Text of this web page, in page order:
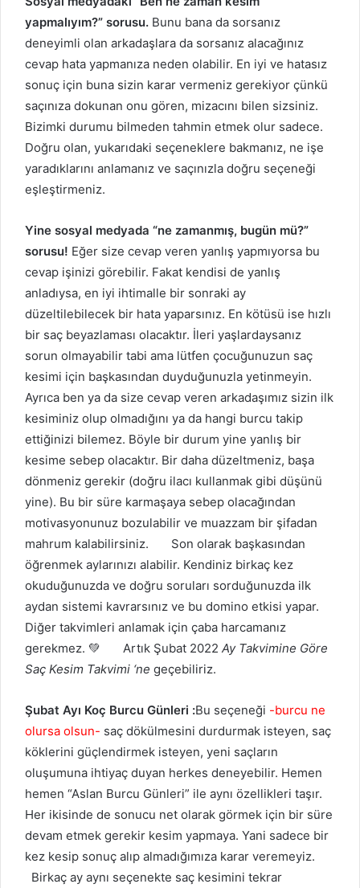
yapmalıyım?” sorusu. Bunu bana da sorsanız
deneyimli olan arkadaşlara da sorsanız alacağınız
cevap hata yapmanıza neden olabilir. En iyi ve hatasız
sonuç için buna sizin karar vermeniz gerekiyor çünkü
saçınıza dokunan onu gören, mizacını bilen sizsiniz.
Bizimki durumu bilmeden tahmin etmek olur sadece.
Doğru olan, yukarıdaki seçeneklere bakmanız, ne işe
yaradıklarını anlamanız ve saçınızla doğru seçeneği
eşleştirmeniz.
Yine sosyal medyada “ne zamanmış, bugün mü?”
sorusu! Eğer size cevap veren yanlış yapmıyorsa bu
cevap işinizi görebilir. Fakat kendisi de yanlış
anladıysa, en iyi ihtimalle bir sonraki ay
düzeltilebilecek bir hata yaparsınız. En kötüsü ise hızlı
bir saç beyazlaması olacaktır. İleri yaşlardaysanız
sorun olmayabilir tabi ama lütfen çocuğunuzun saç
kesimi için başkasından duyduğunuzla yetinmeyin.
Ayrıca ben ya da size cevap veren arkadaşımız sizin ilk
kesiminiz olup olmadığını ya da hangi burcu takip
ettiğinizi bilemez. Böyle bir durum yine yanlış bir
kesime sebep olacaktır. Bir daha düzeltmeniz, başa
dönmeniz gerekir (doğru ilacı kullanmak gibi düşünü
yine). Bu bir süre karmaşaya sebep olacağından
motivasyonunuz bozulabilir ve muazzam bir şifadan
mahrum kalabilirsiniz. Son olarak başkasından
öğrenmek aylarınızı alabilir. Kendiniz birkaç kez
okuduğunuzda ve doğru soruları sorduğunuzda ilk
aydan sistemi kavrarsınız ve bu domino etkisi yapar.
Diğer takvimleri anlamak için çaba harcamanız
gerekmez. 💚 Artık Şubat 2022 Ay Takvimine Göre
Saç Kesim Takvimi ‘ne geçebiliriz.
Şubat Ayı Koç Burcu Günleri :Bu seçeneği -burcu ne
olursa olsun- saç dökülmesini durdurmak isteyen, saç
köklerini güçlendirmek isteyen, yeni saçların
oluşumuna ihtiyaç duyan herkes deneyebilir. Hemen
hemen “Aslan Burcu Günleri” ile aynı özellikleri taşır.
Her ikisinde de sonucu net olarak görmek için bir süre
devam etmek gerekir kesim yapmaya. Yani sadece bir
kez kesip sonuç alıp almadığımıza karar veremeyiz.
Birkaç ay aynı seçenekte saç kesimini tekrar